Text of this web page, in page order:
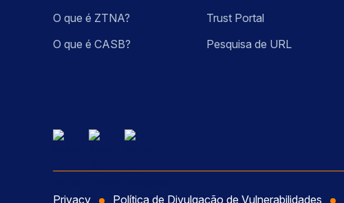
O que é ZTNA?
O que é CASB?
Trust Portal
Pesquisa de URL
Privacy Política de Divulgação de Vulnerabilidades